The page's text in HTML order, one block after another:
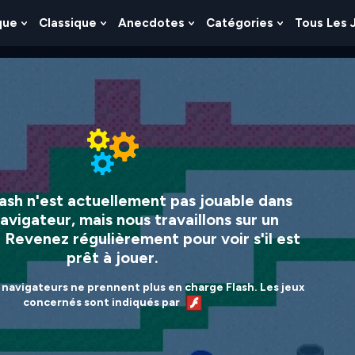
Show
For
Classique
Show
For
Classique
Anecdotes
Show
For
Catégories
Show
For
Tous Les
n'est actuellement pas jouable dans
mais nous travaillons sur un
régulièrement pour voir s'il est
prêt à jouer.
ne prennent plus en charge Flash. Les jeux
concernés sont indiqués par